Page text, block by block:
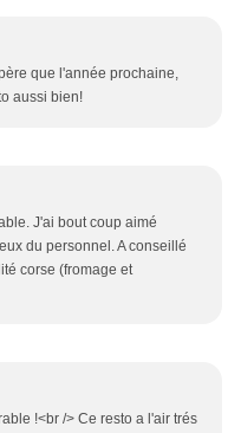
que l'année prochaine,
aussi bien!
J'ai bout coup aimé
du personnel. A conseillé
corse (fromage et
!<br /> Ce resto a l'air trés